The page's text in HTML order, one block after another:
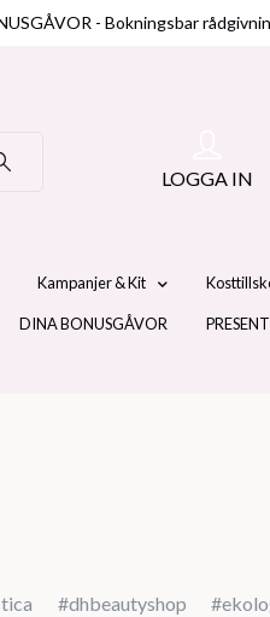
- Bokningsbar
LOGGA IN
Kampanjer & Kit
DINA BONUSGÅVOR
#dhbeautyshop